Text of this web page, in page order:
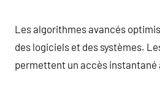
Les algorithmes avancés
des logiciels et des systèmes.
permettent un accès instantané